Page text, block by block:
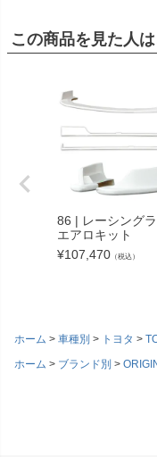
この商品を見た人
86 | レーシング
エアロキット
¥107,470 （税込）
ホーム 車種別 トヨタ
ホーム
ブランド別